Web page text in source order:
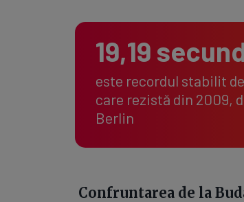
19,19
este recordul stabilit
care rezistă din 2009,
Berlin
Confruntarea de la